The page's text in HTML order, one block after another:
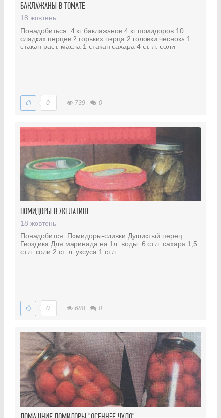
БАКЛАЖАНЫ В ТОМАТЕ
18 жовтень
Понадобиться: 4 кг баклажанов 4 кг помидоров 10
сладких перцев 2 горьких перца 2 головки чеснока 1
стакан раст. масла 1 стакан сахара 4 ст. л. соли
0 739 0
ПОМИДОРЫ В ЖЕЛАТИНЕ
18 жовтень
Понадобится: Помидоры-сливки Душистый перец
Гвоздика Для маринада на 1л. воды: 6 ст.л. сахара 1,5
ст.л. соли 2 ст. л. уксуса 1 ст.л.
0 688 0